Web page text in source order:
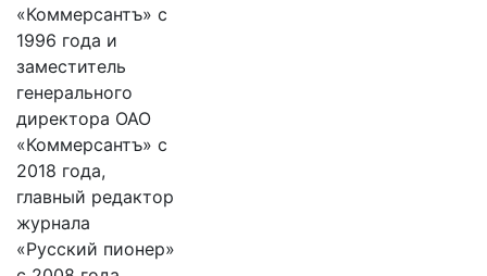
«Коммерсантъ» с
1996 года и
заместитель
генерального
директора ОАО
«Коммерсантъ» с
2018 года,
главный редактор
журнала
«Русский пионер»